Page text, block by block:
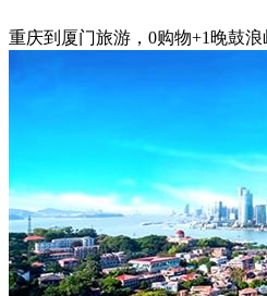
重庆到厦门旅游，0购物+1晚鼓